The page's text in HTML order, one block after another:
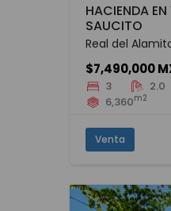
HACIENDA EN
SAUCITO
Real del
$7,490,000
3 2.0
6,360m2
Venta